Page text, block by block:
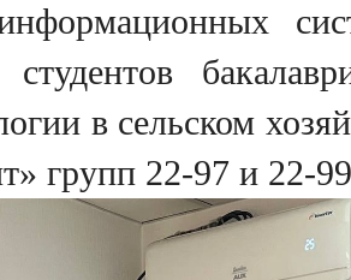
в сельском
групп 22-97 и 22-